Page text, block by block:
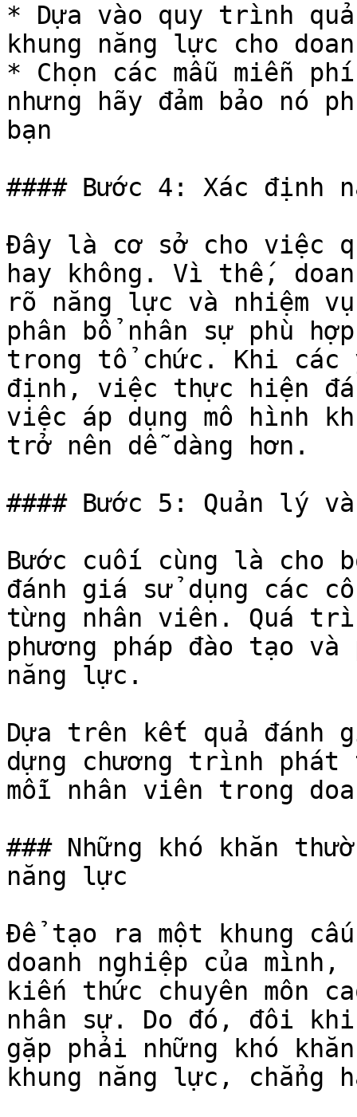
* Dựa vào quy trình
khung năng lực cho
* Chọn các mẫu miễn
nhưng hãy đảm bảo nó
bạn
#### Bước 4: Xác
Đây là cơ sở cho việc
hay không. Vì thế,
rõ năng lực và nhiệm
phân bổ nhân sự phù
trong tổ chức. Khi các
định, việc thực hiện
việc áp dụng mô hình
trở nên dễ dàng hơn.
#### Bước 5: Quản lý
Bước cuối cùng là cho
đánh giá sử dụng các
từng nhân viên. Quá
phương pháp đào tạo
năng lực.
Dựa trên kết quả đánh
dựng chương trình
mỗi nhân viên trong
### Những khó khăn
năng lực
Để tạo ra một khung
doanh nghiệp của
kiến thức chuyên môn
nhân sự. Do đó, đôi khi
gặp phải những khó
khung năng lực, chẳng